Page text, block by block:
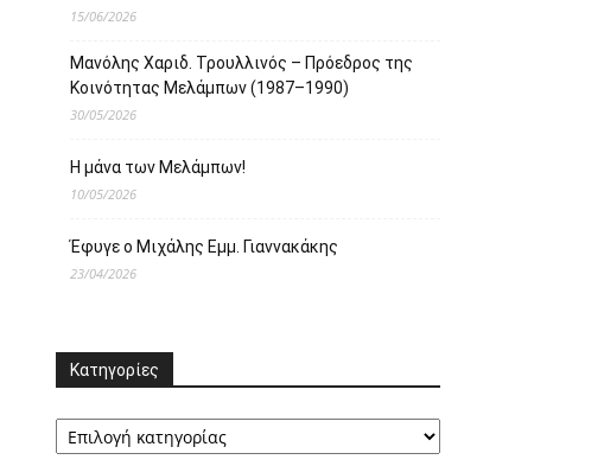
15/06/2026
Μανόλης Χαριδ. Τρουλλινός – Πρόεδρος της
Κοινότητας Μελάμπων (1987–1990)
30/05/2026
Η μάνα των Μελάμπων!
10/05/2026
Έφυγε ο Μιχάλης Εμμ. Γιαννακάκης
23/04/2026
Κατηγορίες
Κατηγορίες